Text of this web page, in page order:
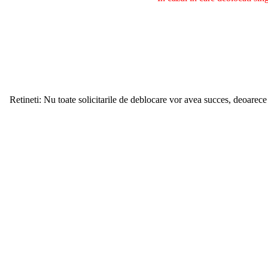
Retineti: Nu toate solicitarile de deblocare vor avea succes,